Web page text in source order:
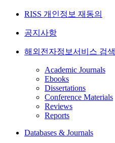
RISS 개인정보 재동의
공지사항
해외전자정보서비스 검색
Academic Journals
Ebooks
Dissertations
Conference Materials
Reviews
Reports
Databases & Journals